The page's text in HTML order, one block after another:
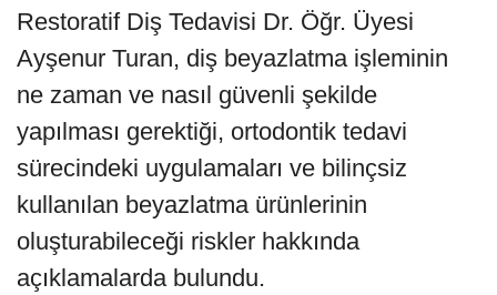
Restoratif Diş Tedavisi Dr. Öğr. Üyesi
Ayşenur Turan, diş beyazlatma işleminin
ne zaman ve nasıl güvenli şekilde
yapılması gerektiği, ortodontik tedavi
sürecindeki uygulamaları ve bilinçsiz
kullanılan beyazlatma ürünlerinin
oluşturabileceği riskler hakkında
açıklamalarda bulundu.